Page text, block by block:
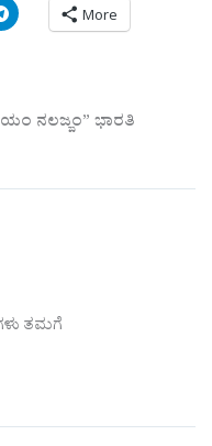
More
ನಲಜ್ಜಂ” ಭಾರತಿ
ತಮಗೆ